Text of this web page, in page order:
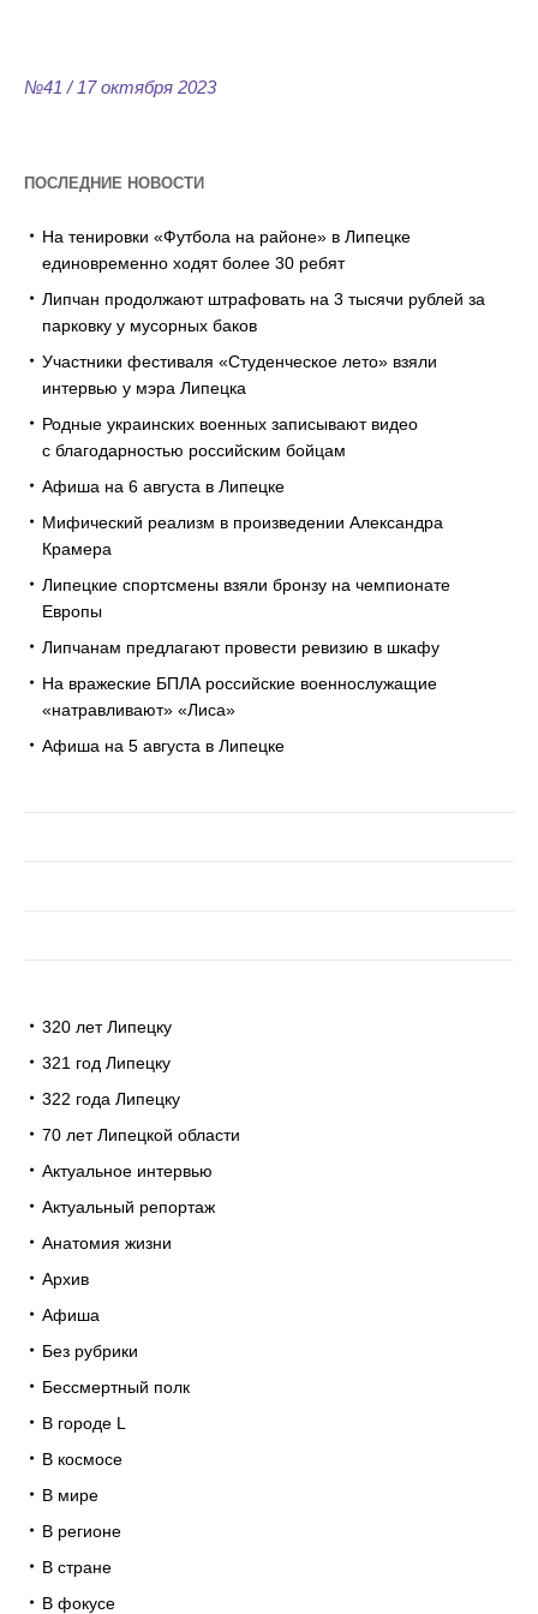
№41 / 17 октября 2023
ПОСЛЕДНИЕ НОВОСТИ
На тенировки «Футбола на районе» в Липецке
единовременно ходят более 30 ребят
Липчан продолжают штрафовать на 3 тысячи рублей за
парковку у мусорных баков
Участники фестиваля «Студенческое лето» взяли
интервью у мэра Липецка
Родные украинских военных записывают видео
с благодарностью российским бойцам
Афиша на 6 августа в Липецке
Мифический реализм в произведении Александра
Крамера
Липецкие спортсмены взяли бронзу на чемпионате
Европы
Липчанам предлагают провести ревизию в шкафу
На вражеские БПЛА российские военнослужащие
«натравливают» «Лиса»
Афиша на 5 августа в Липецке
320 лет Липецку
321 год Липецку
322 года Липецку
70 лет Липецкой области
Актуальное интервью
Актуальный репортаж
Анатомия жизни
Архив
Афиша
Без рубрики
Бессмертный полк
В городе L
В космосе
В мире
В регионе
В стране
В фокусе